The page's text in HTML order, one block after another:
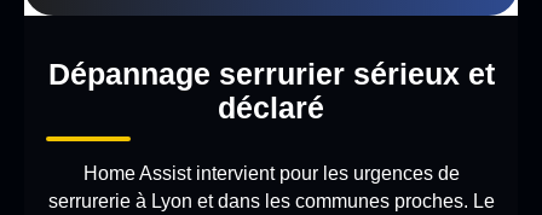
Dépannage serrurier sérieux et
déclaré
Home Assist intervient pour les urgences de
serrurerie à Lyon et dans les communes proches. Le